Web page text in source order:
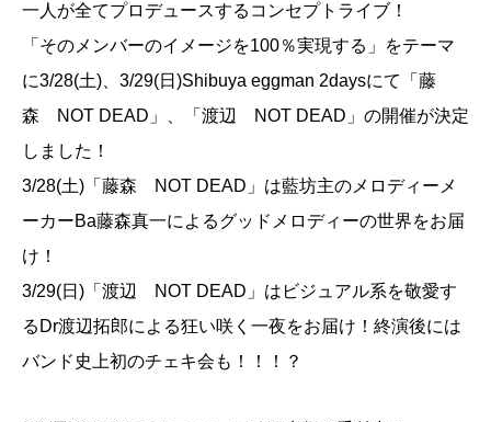
一人が全てプロデュースするコンセプトライブ！
「そのメンバーのイメージを100％実現する」をテーマ
に3/28(土)、3/29(日)Shibuya eggman 2daysにて「藤
森 NOT DEAD」、「渡辺 NOT DEAD」の開催が決定
しました！
3/28(土)「藤森 NOT DEAD」は藍坊主のメロディーメ
ーカーBa藤森真一によるグッドメロディーの世界をお届
け！
3/29(日)「渡辺 NOT DEAD」はビジュアル系を敬愛す
るDr渡辺拓郎による狂い咲く一夜をお届け！終演後には
バンド史上初のチェキ会も！！！？